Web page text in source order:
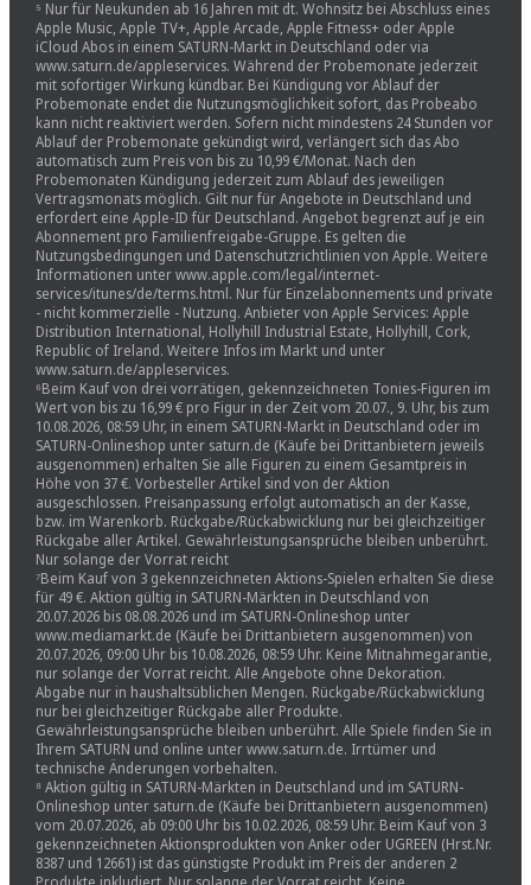
⁵ Nur für Neukunden ab 16 Jahren mit dt. Wohnsitz bei Abschluss eines
Apple Music, Apple TV+, Apple Arcade, Apple Fitness+ oder Apple
iCloud Abos in einem SATURN-Markt in Deutschland oder via
www.saturn.de/appleservices. Während der Probemonate jederzeit
mit sofortiger Wirkung kündbar. Bei Kündigung vor Ablauf der
Probemonate endet die Nutzungsmöglichkeit sofort, das Probeabo
kann nicht reaktiviert werden. Sofern nicht mindestens 24 Stunden vor
Ablauf der Probemonate gekündigt wird, verlängert sich das Abo
automatisch zum Preis von bis zu 10,99 €/Monat. Nach den
Probemonaten Kündigung jederzeit zum Ablauf des jeweiligen
Vertragsmonats möglich. Gilt nur für Angebote in Deutschland und
erfordert eine Apple-ID für Deutschland. Angebot begrenzt auf je ein
Abonnement pro Familienfreigabe-Gruppe. Es gelten die
Nutzungsbedingungen und Datenschutzrichtlinien von Apple. Weitere
Informationen unter www.apple.com/legal/internet-
services/itunes/de/terms.html. Nur für Einzelabonnements und private
- nicht kommerzielle - Nutzung. Anbieter von Apple Services: Apple
Distribution International, Hollyhill Industrial Estate, Hollyhill, Cork,
Republic of Ireland. Weitere Infos im Markt und unter
www.saturn.de/appleservices.
⁶Beim Kauf von drei vorrätigen, gekennzeichneten Tonies-Figuren im
Wert von bis zu 16,99 € pro Figur in der Zeit vom 20.07., 9. Uhr, bis zum
10.08.2026, 08:59 Uhr, in einem SATURN-Markt in Deutschland oder im
SATURN-Onlineshop unter saturn.de (Käufe bei Drittanbietern jeweils
ausgenommen) erhalten Sie alle Figuren zu einem Gesamtpreis in
Höhe von 37 €. Vorbesteller Artikel sind von der Aktion
ausgeschlossen. Preisanpassung erfolgt automatisch an der Kasse,
bzw. im Warenkorb. Rückgabe/Rückabwicklung nur bei gleichzeitiger
Rückgabe aller Artikel. Gewährleistungsansprüche bleiben unberührt.
Nur solange der Vorrat reicht
⁷Beim Kauf von 3 gekennzeichneten Aktions-Spielen erhalten Sie diese
für 49 €. Aktion gültig in SATURN-Märkten in Deutschland von
20.07.2026 bis 08.08.2026 und im SATURN-Onlineshop unter
www.mediamarkt.de (Käufe bei Drittanbietern ausgenommen) von
20.07.2026, 09:00 Uhr bis 10.08.2026, 08:59 Uhr. Keine Mitnahmegarantie,
nur solange der Vorrat reicht. Alle Angebote ohne Dekoration.
Abgabe nur in haushaltsüblichen Mengen. Rückgabe/Rückabwicklung
nur bei gleichzeitiger Rückgabe aller Produkte.
Gewährleistungsansprüche bleiben unberührt. Alle Spiele finden Sie in
Ihrem SATURN und online unter www.saturn.de. Irrtümer und
technische Änderungen vorbehalten.
⁸ Aktion gültig in SATURN-Märkten in Deutschland und im SATURN-
Onlineshop unter saturn.de (Käufe bei Drittanbietern ausgenommen)
vom 20.07.2026, ab 09:00 Uhr bis 10.02.2026, 08:59 Uhr. Beim Kauf von 3
gekennzeichneten Aktionsprodukten von Anker oder UGREEN (Hrst.Nr.
8387 und 12661) ist das günstigste Produkt im Preis der anderen 2